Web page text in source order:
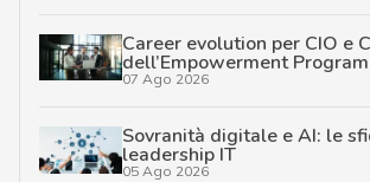
Career evolution per CIO e
dell’Empowerment
07 Ago 2026
Sovranità digitale e AI: le
leadership IT
05 Ago 2026